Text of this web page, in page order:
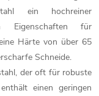
ein hochreiner
Eigenschaften für
Härte von über 65
Schneide.
der oft für robuste
einen geringen